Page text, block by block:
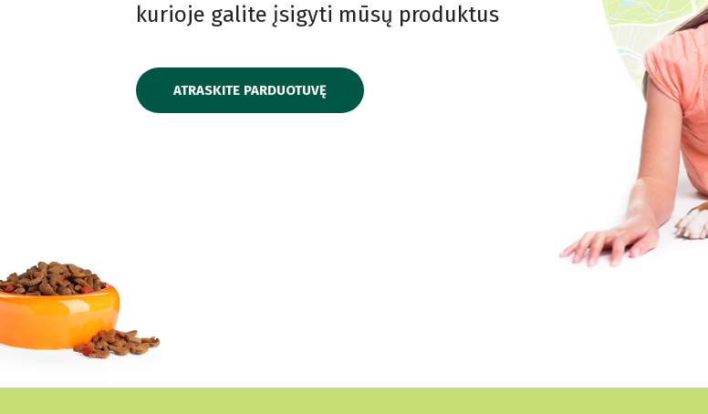
kurioje galite įsigyti mūsų produktus
ATRASKITE PARDUOTUVĘ